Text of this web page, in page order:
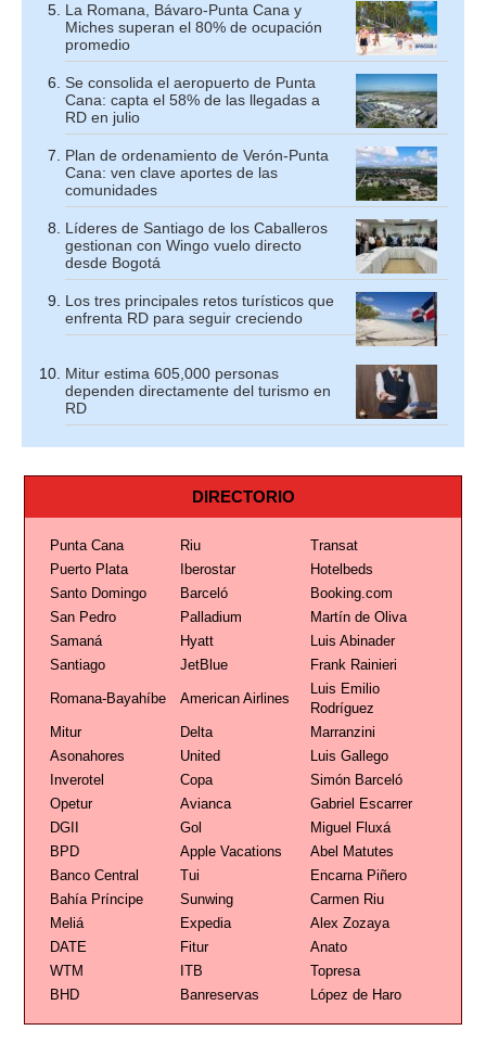
La Romana, Bávaro-Punta Cana y
Miches superan el 80% de ocupación
promedio
Se consolida el aeropuerto de Punta
Cana: capta el 58% de las llegadas a
RD en julio
Plan de ordenamiento de Verón-Punta
Cana: ven clave aportes de las
comunidades
Líderes de Santiago de los Caballeros
gestionan con Wingo vuelo directo
desde Bogotá
Los tres principales retos turísticos que
enfrenta RD para seguir creciendo
Mitur estima 605,000 personas
dependen directamente del turismo en
RD
DIRECTORIO
Punta Cana Riu
Transat
Puerto Plata
Iberostar
Hotelbeds
Santo Domingo
Barceló
Booking.com
San Pedro
Palladium
Martín de Oliva
Samaná
Hyatt
Luis Abinader
Santiago
JetBlue Frank Rainieri
Romana-Bayahíbe American Airlines
Luis Emilio
Rodríguez
Mitur
Delta
Marranzini
Asonahores
United
Luis Gallego
Inverotel
Copa
Simón Barceló
Opetur
Avianca
Gabriel Escarrer
DGII
Gol
Miguel Fluxá
BPD
Apple Vacations
Abel Matutes
Banco Central
Tui
Encarna Piñero
Bahía Príncipe
Sunwing
Carmen Riu
Meliá
Expedia
Alex Zozaya
DATE
Fitur
Anato
WTM
ITB
Topresa
BHD
Banreservas López de Haro